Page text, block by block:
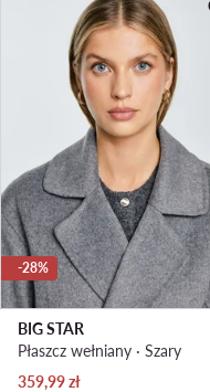
-28%
BIG STAR
Płaszcz wełniany · Szary
Aktualna cena
359,99zł